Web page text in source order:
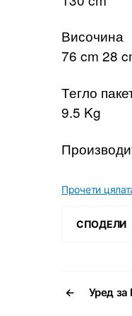
Височина
76 cm 28
Тегло
9.5 Kg
Прочети
СПОДЕЛИ
← Уред за